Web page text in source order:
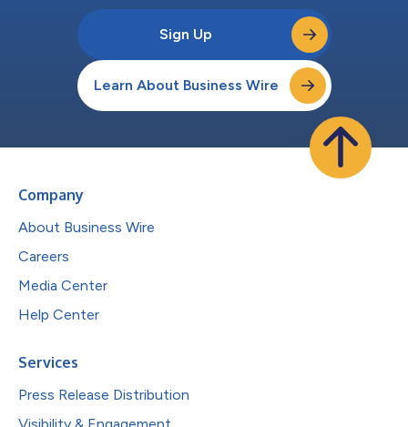
Sign Up
Learn About Business Wire
Company
About Business Wire
Careers
Media Center
Help Center
Services
Press Release Distribution